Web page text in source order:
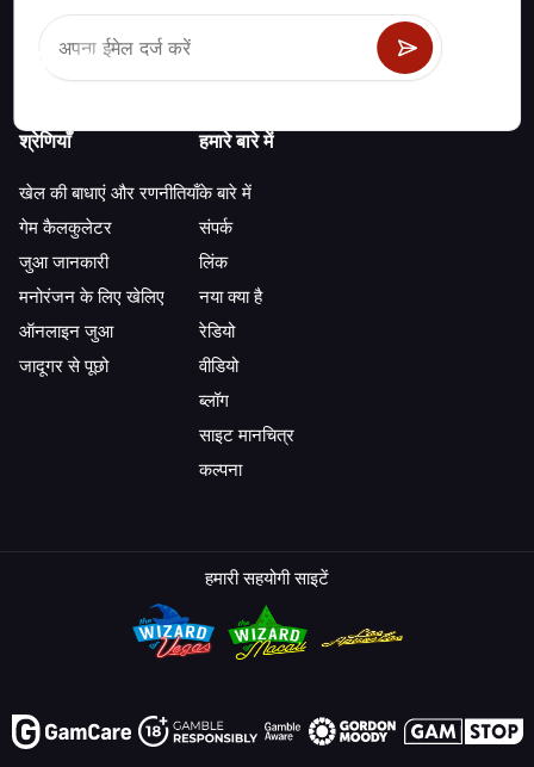
श्रेणियाँ
खेल की बाधाएं और रणनीतियाँ
गेम कैलकुलेटर
जुआ जानकारी
मनोरंजन के लिए खेलिए
ऑनलाइन जुआ
जादूगर से पूछो
हमारे बारे में
के बारे में
संपर्क
लिंक
नया क्या है
रेडियो
वीडियो
ब्लॉग
साइट मानचित्र
कल्पना
हमारी सहयोगी साइटें